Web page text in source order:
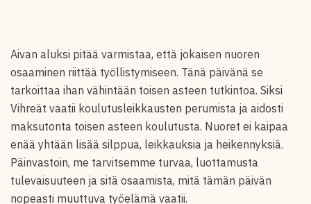
Aivan aluksi pitää varmistaa, että jokaisen nuoren
osaaminen riittää työllistymiseen. Tänä päivänä se
tarkoittaa ihan vähintään toisen asteen tutkintoa. Siksi
Vihreät vaatii koulutusleikkausten perumista ja aidosti
maksutonta toisen asteen koulutusta. Nuoret ei kaipaa
enää yhtään lisää silppua, leikkauksia ja heikennyksiä.
Päinvastoin, me tarvitsemme turvaa, luottamusta
tulevaisuuteen ja sitä osaamista, mitä tämän päivän
nopeasti muuttuva työelämä vaatii.